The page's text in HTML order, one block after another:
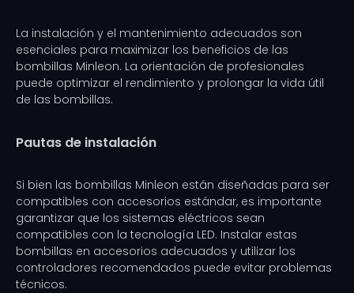
La instalación y el mantenimiento adecuados son
esenciales para maximizar los beneficios de las
bombillas Minleon. La orientación de profesionales
puede optimizar el rendimiento y prolongar la vida útil
de las bombillas.
Pautas de instalación
Si bien las bombillas Minleon están diseñadas para ser
compatibles con accesorios estándar, es importante
garantizar que los sistemas eléctricos sean
compatibles con la tecnología LED. Instalar estas
bombillas en accesorios adecuados y utilizar los
controladores recomendados puede evitar problemas
técnicos.